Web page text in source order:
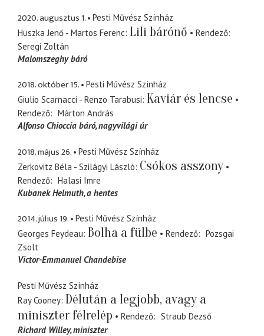
2020. augusztus 1.
Pesti Művész Színház
Huszka Jenő - Martos Ferenc Lili bárónő
Rendező
Seregi Zoltán
Malomszeghy báró
2018. október 15.
Pesti Művész Színház
Giulio Scarnacci - Renzo Tarabusi Kaviár és lencse
Rendező
Márton András
Alfonso Chioccia báró nagyvilági úr
2018. május 26.
Pesti Művész Színház
Zerkovitz Béla - Szilágyi László Csókos asszony
Rendező
Halasi Imre
Kubanek Helmuth a hentes
2014. július 19.
Pesti Művész Színház
Georges Feydeau Bolha a fülbe Rendező
Pozsgai
Zsolt
Victor-Emmanuel Chandebise
Pesti Művész Színház
Ray Cooney Délután a legjobb, avagy a
miniszter félrelép
Rendező
Straub Dezső
Richard Willey miniszter